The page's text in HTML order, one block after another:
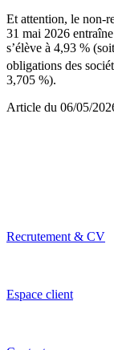
Et attention, le non-
31 mai 2026
s’élève à 4,93 %
obligations des
3,705 %).
Article du 06/05/
Recrutement & CV
Espace client